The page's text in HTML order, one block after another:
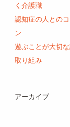
く介護職
認知症の人との
ン
遊ぶことが大切
取り組み
アーカイブ